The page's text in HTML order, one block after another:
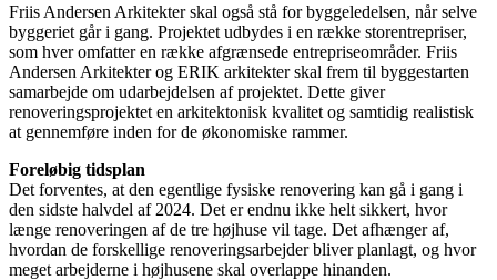
Friis Andersen Arkitekter skal også stå for byggeledelsen, når selve
byggeriet går i gang. Projektet udbydes i en række storentrepriser,
som hver omfatter en række afgrænsede entrepriseområder. Friis
Andersen Arkitekter og ERIK arkitekter skal frem til byggestarten
samarbejde om udarbejdelsen af projektet. Dette giver
renoveringsprojektet en arkitektonisk kvalitet og samtidig realistisk
at gennemføre inden for de økonomiske rammer.
Foreløbig tidsplan
Det forventes, at den egentlige fysiske renovering kan gå i gang i
den sidste halvdel af 2024. Det er endnu ikke helt sikkert, hvor
længe renoveringen af de tre højhuse vil tage. Det afhænger af,
hvordan de forskellige renoveringsarbejder bliver planlagt, og hvor
meget arbejderne i højhusene skal overlappe hinanden.